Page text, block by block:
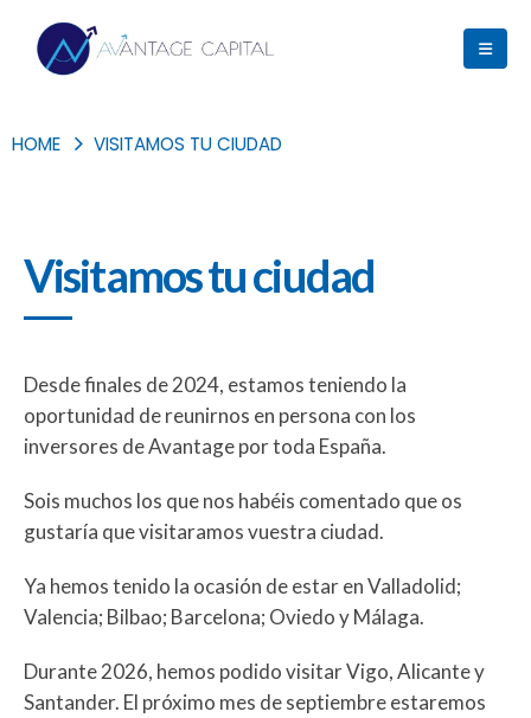
HOME VISITAMOS TU CIUDAD
Visitamos tu ciudad
Desde finales de 2024, estamos teniendo la
oportunidad de reunirnos en persona con los
inversores de Avantage por toda España.
Sois muchos los que nos habéis comentado que os
gustaría que visitaramos vuestra ciudad.
Ya hemos tenido la ocasión de estar en Valladolid;
Valencia; Bilbao; Barcelona; Oviedo y Málaga.
Durante 2026, hemos podido visitar Vigo, Alicante y
Santander. El próximo mes de septiembre estaremos